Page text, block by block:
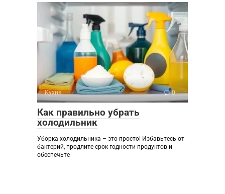
Кухня 0
Как правильно убрать
холодильник
Уборка холодильника – это просто! Избавьтесь от
бактерий, продлите срок годности продуктов и
обеспечьте